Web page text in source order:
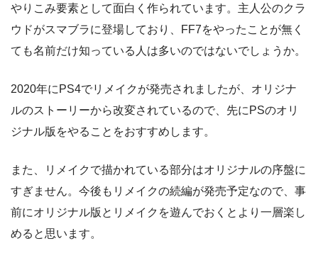
やりこみ要素として面白く作られています。主人公のクラ
ウドがスマブラに登場しており、FF7をやったことが無く
ても名前だけ知っている人は多いのではないでしょうか。
2020年にPS4でリメイクが発売されましたが、オリジナ
ルのストーリーから改変されているので、先にPSのオリ
ジナル版をやることをおすすめします。
また、リメイクで描かれている部分はオリジナルの序盤に
すぎません。今後もリメイクの続編が発売予定なので、事
前にオリジナル版とリメイクを遊んでおくとより一層楽し
めると思います。